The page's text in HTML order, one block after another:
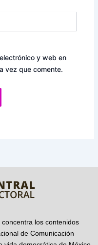
y web en
vez que comente.
los contenidos
de Comunicación